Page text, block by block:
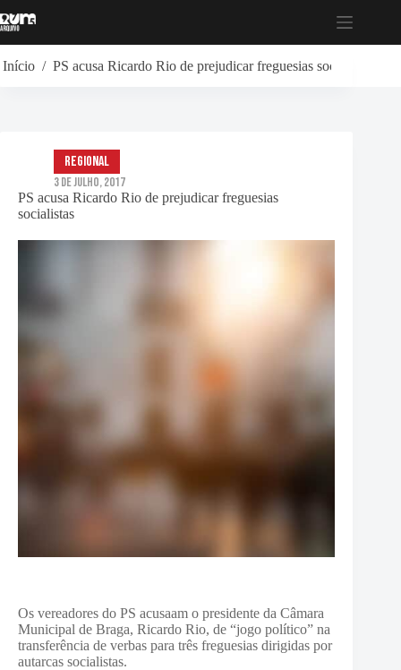
para
Início / PS acusa Ricardo Rio de prejudicar freguesias socialistas
PS acusa Ricardo Rio de prejudicar freguesias
socialistas
Regional
3 de Julho, 2017
Os vereadores do PS acusaam o presidente da Câmara
Municipal de Braga, Ricardo Rio, de “jogo político” na
transferência de verbas para três freguesias dirigidas por
autarcas socialistas.